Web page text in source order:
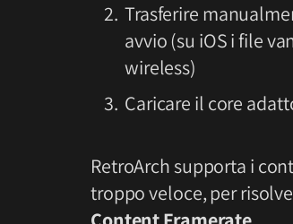
Trasferire
avvio (su iOS i file
wireless)
Caricare il core
RetroArch supporta i
troppo veloce, per